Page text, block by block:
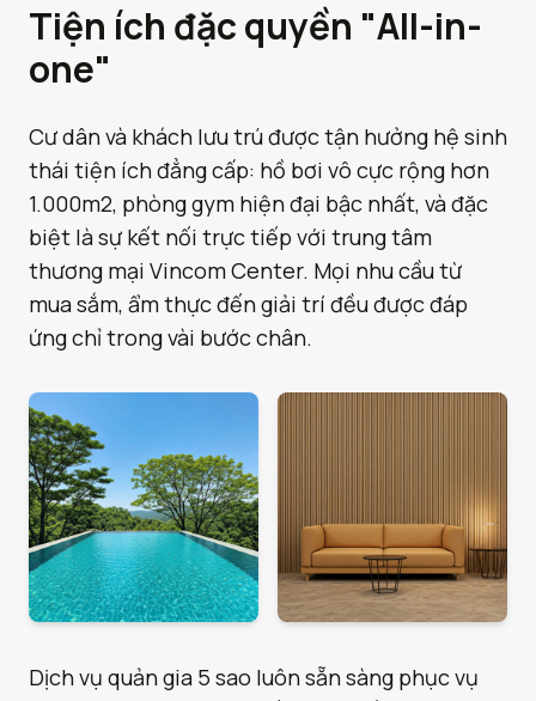
Tiện ích đặc quyền "All-in-
one"
Cư dân và khách lưu trú được tận hưởng hệ sinh
thái tiện ích đẳng cấp: hồ bơi vô cực rộng hơn
1.000m2, phòng gym hiện đại bậc nhất, và đặc
biệt là sự kết nối trực tiếp với trung tâm
thương mại Vincom Center. Mọi nhu cầu từ
mua sắm, ẩm thực đến giải trí đều được đáp
ứng chỉ trong vài bước chân.
Dịch vụ quản gia 5 sao luôn sẵn sàng phục vụ